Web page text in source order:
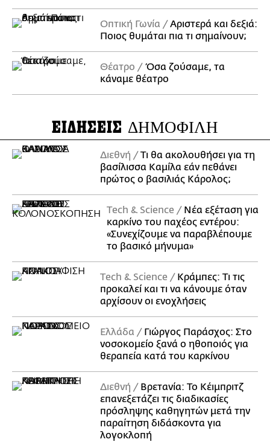
Οπτική Γωνία
Αριστερά και δεξιά:
Ποιος θυμάται πια τι σημαίνουν;
Θέατρο
Όσα ζούσαμε, τα
κάναμε θέατρο
ΕΙΔΗΣΕΙΣ ΔΗΜΟΦΙΛΗ
Διεθνή
Τι θα ακολουθήσει για τη
βασίλισσα Καμίλα εάν πεθάνει
πρώτος ο βασιλιάς Κάρολος;
Τech & Science
Νέα εξέταση για
καρκίνο του παχέος εντέρου:
«Συνεχίζουμε να παραβλέπουμε
το βασικό μήνυμα»
Τech & Science
Κράμπες: Τι τις
προκαλεί και τι να κάνουμε όταν
αρχίσουν οι ενοχλήσεις
Ελλάδα
Γιώργος Παράσχος: Στο
νοσοκομείο ξανά ο ηθοποιός για
θεραπεία κατά του καρκίνου
Διεθνή
Βρετανία: Το Κέιμπριτζ
επανεξετάζει τις διαδικασίες
πρόσληψης καθηγητών μετά την
παραίτηση διδάσκοντα για
λογοκλοπή